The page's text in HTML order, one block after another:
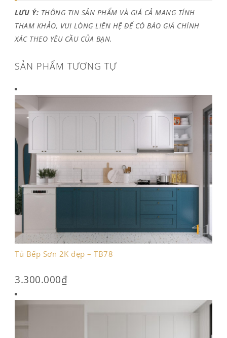
LƯU Ý: THÔNG TIN SẢN PHẨM VÀ GIÁ CẢ MANG TÍNH
THAM KHẢO, VUI LÒNG LIÊN HỆ ĐỂ CÓ BÁO GIÁ CHÍNH
XÁC THEO YÊU CẦU CỦA BẠN.
SẢN PHẨM TƯƠNG TỰ
Tủ Bếp Sơn 2K đẹp – TB78
3.300.000₫